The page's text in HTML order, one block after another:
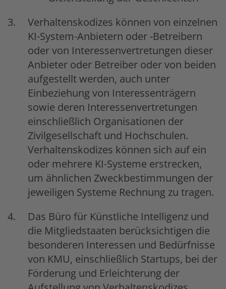
Verhaltenskodizes können von einzelnen
KI-System-Anbietern oder -Betreibern
oder von Interessenvertretungen dieser
Anbieter oder Betreiber oder von beiden
aufgestellt werden, auch unter
Einbeziehung von Interessenträgern
sowie deren Interessenvertretungen
einschließlich Organisationen der
Zivilgesellschaft und Hochschulen.
Verhaltenskodizes können sich auf ein
oder mehrere KI-Systeme erstrecken,
um ähnlichen Zweckbestimmungen der
jeweiligen Systeme Rechnung zu tragen.
Das Büro für Künstliche Intelligenz und
die Mitgliedstaaten berücksichtigen die
besonderen Interessen und Bedürfnisse
von KMU, einschließlich Startups, bei der
Förderung und Erleichterung der